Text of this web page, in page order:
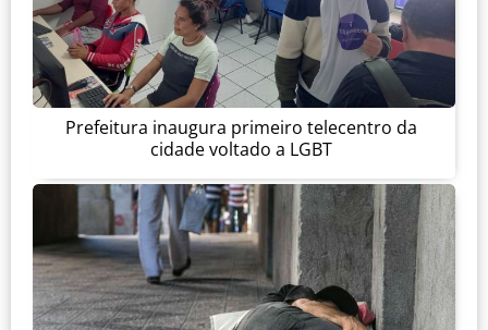
Prefeitura inaugura primeiro telecentro da
cidade voltado a LGBT